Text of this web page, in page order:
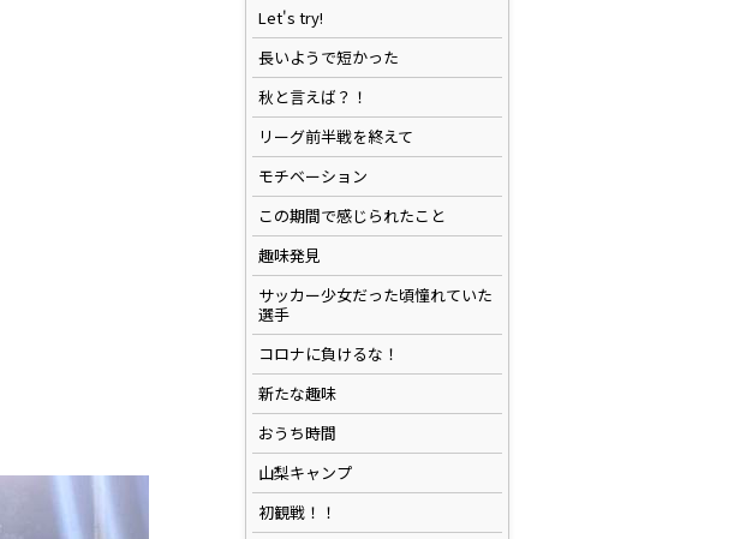
Let's try!
長いようで短かった
秋と言えば？！
リーグ前半戦を終えて
モチベーション
この期間で感じられたこと
趣味発見
サッカー少女だった頃憧れていた
選手
コロナに負けるな！
新たな趣味
おうち時間
山梨キャンプ
初観戦！！